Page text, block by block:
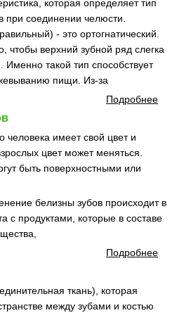
которая определяет тип
при соединении челюсти.
- это ортогнатический.
чтобы верхний зубной ряд слегка
такой тип способствует
пищи. Из-за
Подробнее
человека имеет свой цвет и
цвет может меняться.
быть поверхностными или
белизны зубов происходит в
с продуктами, которые в составе
Подробнее
ткань), которая
между зубами и костью